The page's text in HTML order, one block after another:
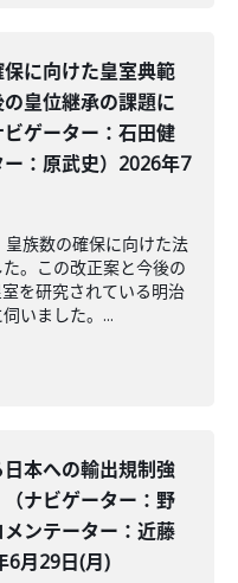
保に向けた皇室典範
皇位継承の課題に
ゲーター：石田健
：原武史）2026年7
族数の確保に向けた法
。この改正案と今後の
を研究されている明治
いました。...
日本への輸出規制強
ナビゲーター：野
ンテーター：近藤
6月29日(月)